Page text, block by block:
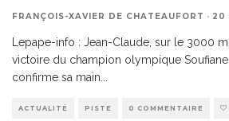
FRANÇOIS-XAVIER DE CHATEAUFORT · 20
Lepape-info : Jean-Claude, sur le 3000
victoire du champion olympique Soufiane
confirme sa main
ACTUALITÉ PISTE 0 COMMENTAIRE